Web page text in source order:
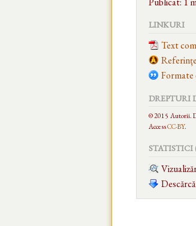
LINKURI
Text
Formate
DREPTURI
© 2015 Autorii.
AccessCC-BY.